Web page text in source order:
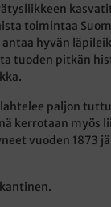
toimintaa
hyvän
tuoden pitkän
paljon
kerrotaan myös
vuoden 1873